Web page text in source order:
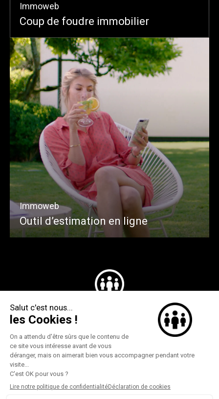
Immoweb
Coup de foudre immobilier
Immoweb
Outil d’estimation en ligne
Make it memorable
©federate 2026
Politique de
contact